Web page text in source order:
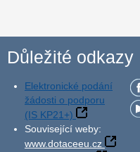
Důležité odkazy
Elektronické podání
žádosti o podporu
(IS KP21+)
Související weby:
www.dotaceeu.cz